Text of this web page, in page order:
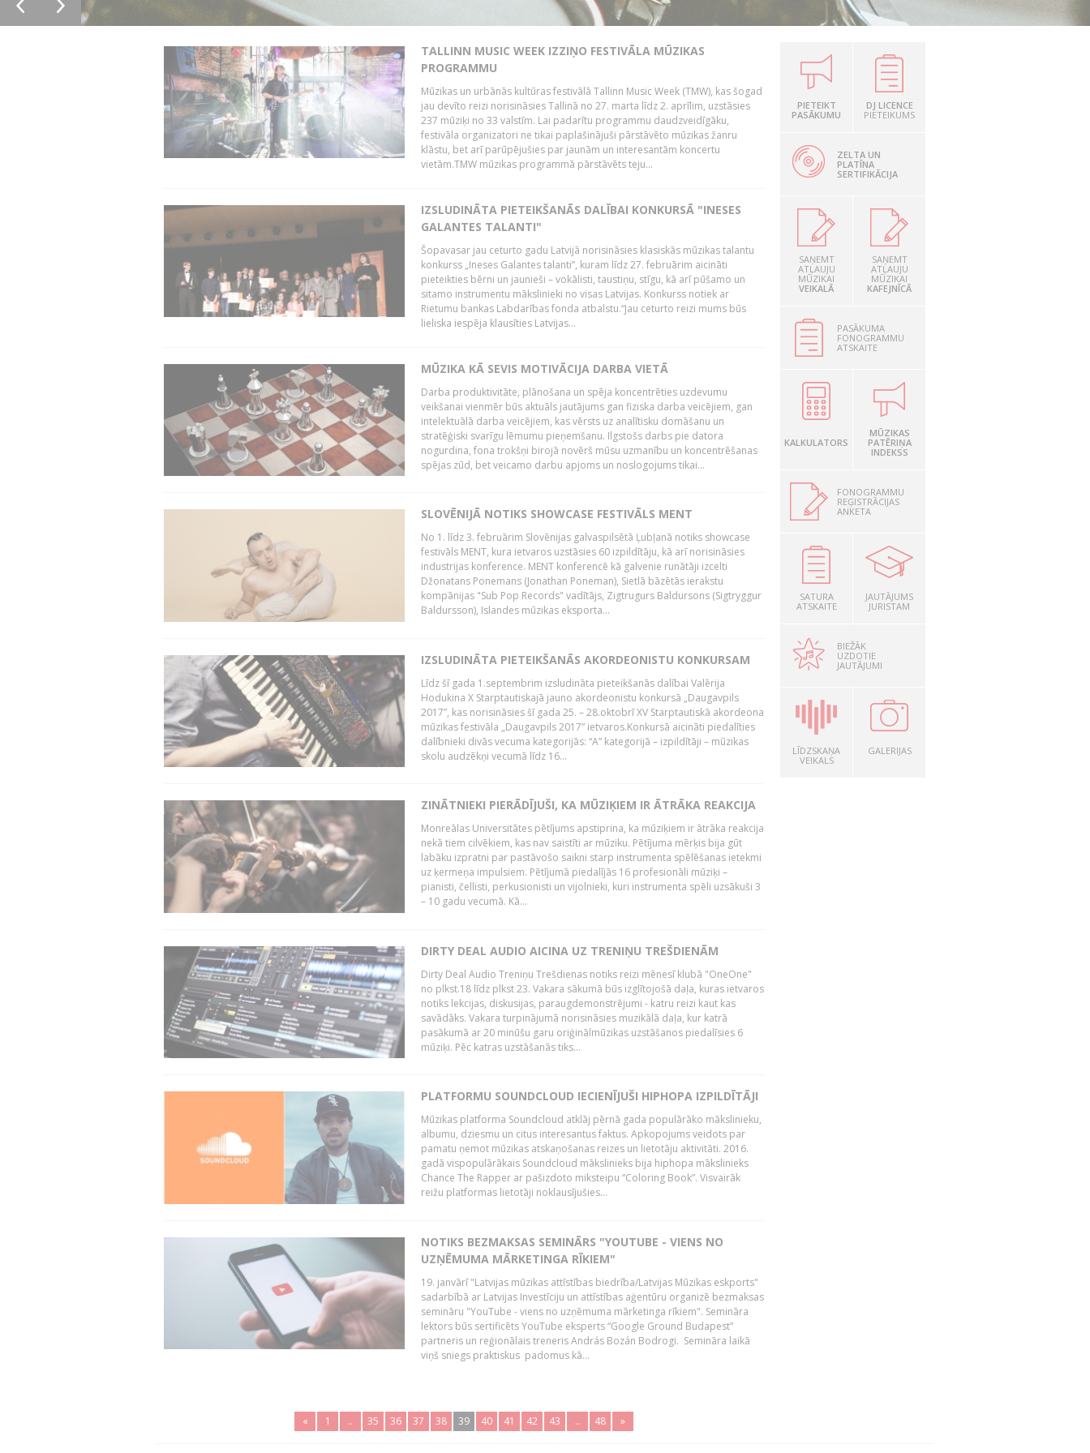
TALLINN MUSIC WEEK IZZIŅO FESTIVĀLA MŪZIKAS
PROGRAMMU
Mūzikas un urbānās kultūras festivālā Tallinn Music Week (TMW), kas šogad
jau devīto reizi norisināsies Tallinā no 27. marta līdz 2. aprīlim, uzstāsies
237 mūziķi no 33 valstīm. Lai padarītu programmu daudzveidīgāku,
festivāla organizatori ne tikai paplašinājuši pārstāvēto mūzikas žanru
klāstu, bet arī parūpējušies par jaunām un interesantām koncertu
vietām.TMW mūzikas programmā pārstāvēts teju...
IZSLUDINĀTA PIETEIKŠANĀS DALĪBAI KONKURSĀ "INESES
GALANTES TALANTI"
Šopavasar jau ceturto gadu Latvijā norisināsies klasiskās mūzikas talantu
konkurss „Ineses Galantes talanti”, kuram līdz 27. februārim aicināti
pieteikties bērni un jaunieši – vokālisti, taustiņu, stīgu, kā arī pūšamo un
sitamo instrumentu mākslinieki no visas Latvijas. Konkurss notiek ar
Rietumu bankas Labdarības fonda atbalstu.“Jau ceturto reizi mums būs
lieliska iespēja klausīties Latvijas...
MŪZIKA KĀ SEVIS MOTIVĀCIJA DARBA VIETĀ
Darba produktivitāte, plānošana un spēja koncentrēties uzdevumu
veikšanai vienmēr būs aktuāls jautājums gan fiziska darba veicējiem, gan
intelektuālā darba veicējiem, kas vērsts uz analītisku domāšanu un
stratēģiski svarīgu lēmumu pieņemšanu. Ilgstošs darbs pie datora
nogurdina, fona trokšņi birojā novērš mūsu uzmanību un koncentrēšanas
spējas zūd, bet veicamo darbu apjoms un noslogojums tikai...
SLOVĒNIJĀ NOTIKS SHOWCASE FESTIVĀLS MENT
No 1. līdz 3. februārim Slovēnijas galvaspilsētā Ļubļanā notiks showcase
festivāls MENT, kura ietvaros uzstāsies 60 izpildītāju, kā arī norisināsies
industrijas konference. MENT konferencē kā galvenie runātāji izcelti
Džonatans Ponemans (Jonathan Poneman), Sietlā bāzētās ierakstu
kompānijas "Sub Pop Records" vadītājs, Zigtrugurs Baldursons (Sigtryggur
Baldursson), Islandes mūzikas eksporta...
IZSLUDINĀTA PIETEIKŠANĀS AKORDEONISTU KONKURSAM
Līdz šī gada 1.septembrim izsludināta pieteikšanās dalībai Valērija
Hodukina X Starptautiskajā jauno akordeonistu konkursā „Daugavpils
2017”, kas norisināsies šī gada 25. – 28.oktobrī XV Starptautiskā akordeona
mūzikas festivāla „Daugavpils 2017” ietvaros.Konkursā aicināti piedalīties
dalībnieki divās vecuma kategorijās: “A” kategorijā – izpildītāji – mūzikas
skolu audzēkņi vecumā līdz 16...
ZINĀTNIEKI PIERĀDĪJUŠI, KA MŪZIĶIEM IR ĀTRĀKA REAKCIJA
Monreālas Universitātes pētījums apstiprina, ka mūziķiem ir ātrāka reakcija
nekā tiem cilvēkiem, kas nav saistīti ar mūziku. Pētījuma mērķis bija gūt
labāku izpratni par pastāvošo saikni starp instrumenta spēlēšanas ietekmi
uz ķermeņa impulsiem. Pētījumā piedalījās 16 profesionāli mūziķi –
pianisti, čellisti, perkusionisti un vijolnieki, kuri instrumenta spēli uzsākuši 3
– 10 gadu vecumā. Kā...
DIRTY DEAL AUDIO AICINA UZ TRENIŅU TREŠDIENĀM
Dirty Deal Audio Treniņu Trešdienas notiks reizi mēnesī klubā "OneOne"
no plkst.18 līdz plkst 23. Vakara sākumā būs izglītojošā daļa, kuras ietvaros
notiks lekcijas, diskusijas, paraugdemonstrējumi - katru reizi kaut kas
savādāks. Vakara turpinājumā norisināsies muzikālā daļa, kur katrā
pasākumā ar 20 minūšu garu oriģinālmūzikas uzstāšanos piedalīsies 6
mūziķi. Pēc katras uzstāšanās tiks...
PLATFORMU SOUNDCLOUD IECIENĪJUŠI HIPHOPA IZPILDĪTĀJI
Mūzikas platforma Soundcloud atklāj pērnā gada populārāko mākslinieku,
albumu, dziesmu un citus interesantus faktus. Apkopojums veidots par
pamatu ņemot mūzikas atskaņošanas reizes un lietotāju aktivitāti. 2016.
gadā vispopulārākais Soundcloud mākslinieks bija hiphopa mākslinieks
Chance The Rapper ar pašizdoto miksteipu “Coloring Book”. Visvairāk
reižu platformas lietotāji noklausījušies...
NOTIKS BEZMAKSAS SEMINĀRS "YOUTUBE - VIENS NO
UZŅĒMUMA MĀRKETINGA RĪKIEM"
19. janvārī "Latvijas mūzikas attīstības biedrība/Latvijas Mūzikas eskports"
sadarbībā ar Latvijas Investīciju un attīstības aģentūru organizē bezmaksas
semināru "YouTube - viens no uzņēmuma mārketinga rīkiem". Semināra
lektors būs sertificēts YouTube eksperts “Google Ground Budapest”
partneris un reģionālais treneris András Bozán Bodrogi. Semināra laikā
viņš sniegs praktiskus padomus kā...
« 1 .. 35 36 37 38 39 40 41 42 43 .. 48 »
PIETEIKT
PASĀKUMU
DJ LICENCE
PIETEIKUMS
ZELTA UN
PLATĪNA
SERTIFIKĀCIJA
SAŅEMT
ATĻAUJU
MŪZIKAI
VEIKALĀ
SAŅEMT
ATĻAUJU
MŪZIKAI
KAFEJNĪCĀ
PASĀKUMA
FONOGRAMMU
ATSKAITE
KALKULATORS
MŪZIKAS
PATĒRIŅA
INDEKSS
FONOGRAMMU
REĢISTRĀCIJAS
ANKETA
SATURA
ATSKAITE
JAUTĀJUMS
JURISTAM
BIEŽĀK
UZDOTIE
JAUTĀJUMI
LĪDZSKAŅA
VEIKALS
GALERIJAS